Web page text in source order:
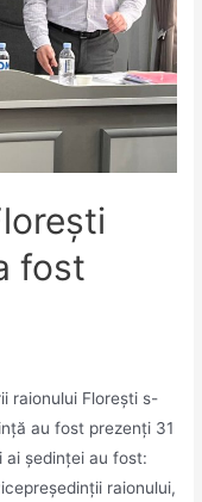
fost
raionului Florești s-
au fost prezenți 31
ai ședinței au fost:
raionului,